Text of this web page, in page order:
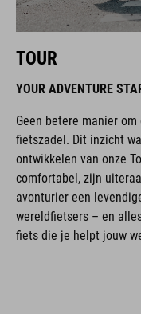
TOUR
YOUR ADVENTURE
Geen betere manier
fietszadel. Dit inzicht
ontwikkelen van onze
comfortabel, zijn
avonturier een
wereldfietsers – en
fiets die je helpt jouw